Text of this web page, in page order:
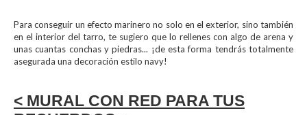
Para conseguir un efecto marinero no solo en el exterior, sino también
en el interior del tarro, te sugiero que lo rellenes con algo de arena y
unas cuantas conchas y piedras... ¡de esta forma tendrás totalmente
asegurada una decoración estilo navy!
< MURAL CON RED PARA TUS